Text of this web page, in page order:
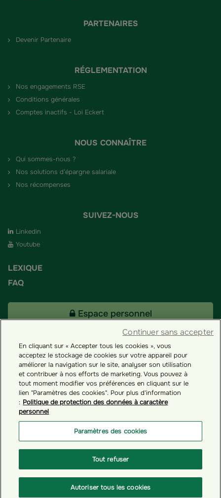
PARTENAIRES
Devenir Partenaire
RÉGLEMENTATION
Nos engagements RSE
Conditions générales
Comptes inactifs - Loi Eckert
NOUS CONNAÎTRE
Qui sommes-nous ?
Nos solutions d’épargne salariale
Nos récompenses
SUIVEZ-NOUS
Linkedin
Youtube
LEXIQUE
FAQ
Espace personnel
Tous nos fonds
Contact
Groupama ES
Paramètres des cookies
En cliquant sur « Accepter tous les cookies », vous
acceptez le stockage de cookies sur votre appareil pour
améliorer la navigation sur le site, analyser son utilisation
et contribuer à nos efforts de marketing. Vous pouvez à
tout moment modifier vos préférences en cliquant sur le
lien "Paramètres des cookies". Pour plus d'information
: Politique de protection des données à caractère
personnel
Paramètres des cookies
Tout refuser
Autoriser tous les cookies
Continuer sans accepter